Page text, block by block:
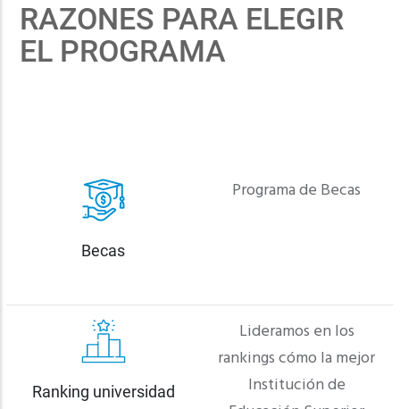
RAZONES PARA ELEGIR
EL PROGRAMA
Becas
Programa de Becas
Ranking universidad
Lideramos en los
rankings cómo la mejor
Institución de